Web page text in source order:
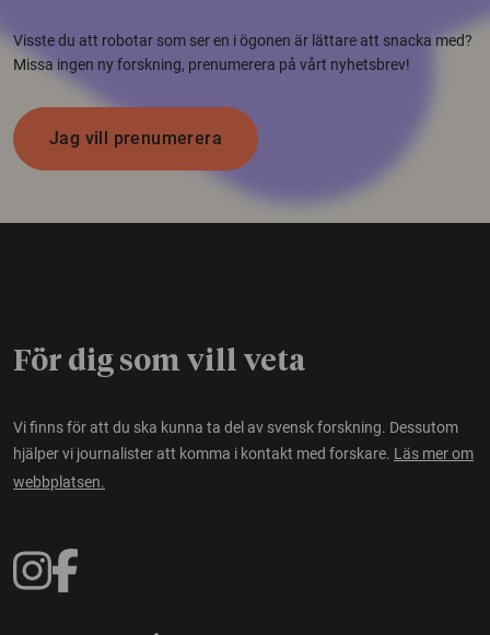
Visste du att robotar som ser en i ögonen är lättare att snacka med?
Missa ingen ny forskning, prenumerera på vårt nyhetsbrev!
Jag vill prenumerera
För dig som vill veta
Vi finns för att du ska kunna ta del av svensk forskning. Dessutom
hjälper vi journalister att komma i kontakt med forskare. Läs mer om
webbplatsen.